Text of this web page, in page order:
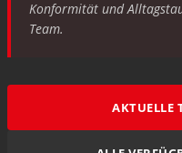
Konformität und
Team.
AKTUELLE